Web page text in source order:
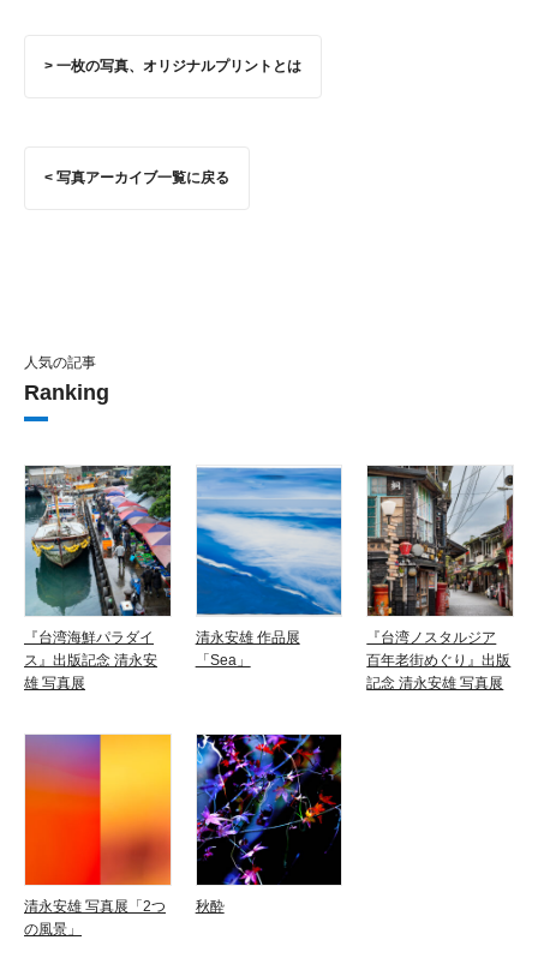
> 一枚の写真、オリジナルプリントとは
< 写真アーカイブ一覧に戻る
人気の記事
Ranking
『台湾海鮮パラダイ
ス』出版記念 清永安
雄 写真展
清永安雄 作品展
「Sea」
『台湾ノスタルジア
百年老街めぐり』出版
記念 清永安雄 写真展
清永安雄 写真展「2つ
の風景」
秋酔